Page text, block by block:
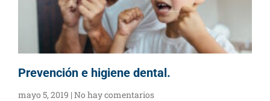
Prevención e higiene dental.
mayo 5, 2019 No hay comentarios